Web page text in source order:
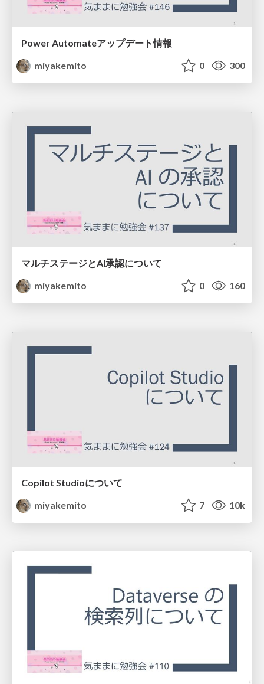
Power Automateアップデート情報
miyakemito
0 300
マルチステージとAI承認について
miyakemito
0 160
Copilot Studioについて
miyakemito
7 10k